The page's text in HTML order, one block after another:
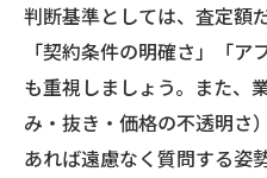
判断基準としては、査定額
「契約条件の明確さ」「
も重視しましょう。また、
み・抜き・価格の不透明さ
あれば遠慮なく質問する姿